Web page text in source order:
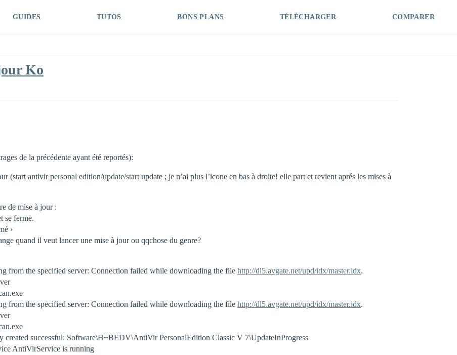
GUIDES TUTOS BONS PLANS TÉLÉCHARGER COMPARER
Ko
de la précédente ayant été reportés):
(start antivir personal edition/update/start update ; je n’ai plus l’icone en bas à droite! elle part et revient aprés les mises à
de mise à jour :
se ferme.
›
quand il veut lancer une mise à jour ou qqchose du genre?
from the specified server: Connection failed while downloading the file http://dl5.avgate.net/upd/idx/master.idx.
from the specified server: Connection failed while downloading the file http://dl5.avgate.net/upd/idx/master.idx.
successful: Software\H+BEDV\AntiVir PersonalEdition Classic V 7\UpdateInProgress
AntiVirService is running